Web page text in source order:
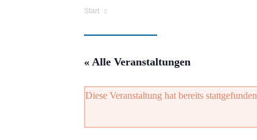
Start
« Alle Veranstaltungen
Diese Veranstaltung hat bereits